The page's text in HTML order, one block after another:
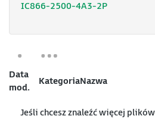
IC866-2500-4A3-2P
Data
mod.
KategoriaNazwa
Jeśli chcesz znaleźć więcej